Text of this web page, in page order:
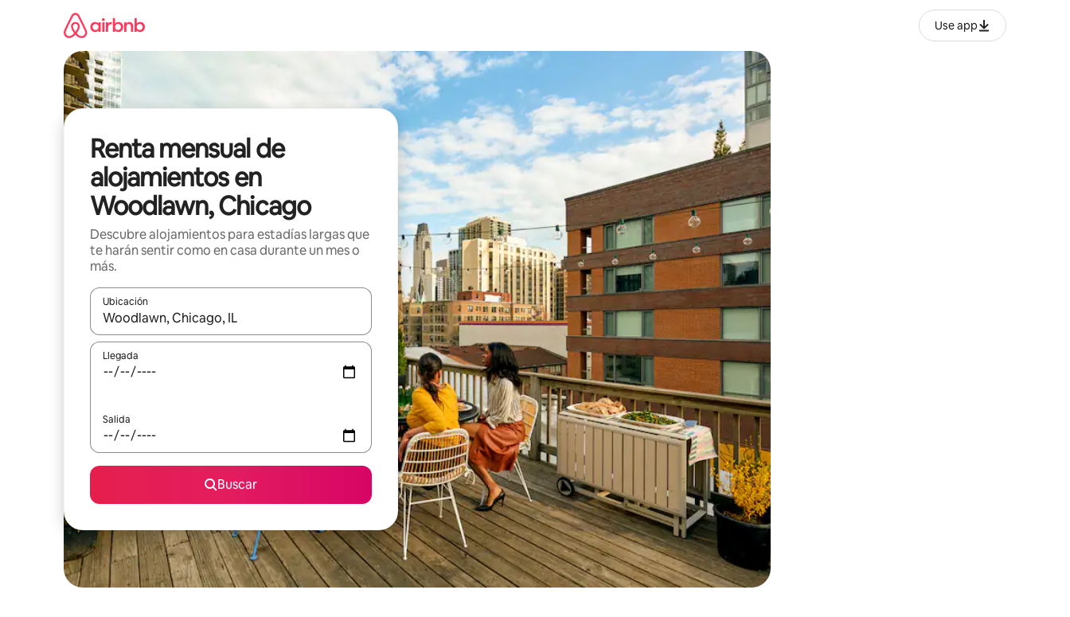
Use app
Renta mensual de
alojamientos en
Woodlawn, Chicago
Descubre alojamientos para estadías largas que
te harán sentir como en casa durante un mes o
más.
Ubicación
Cuando los resultados estén disponibles, navega con las teclas de flecha hacia arriba y hacia abajo o explora con el tacto o desliza el dedo.
Llegada
Salida
Buscar